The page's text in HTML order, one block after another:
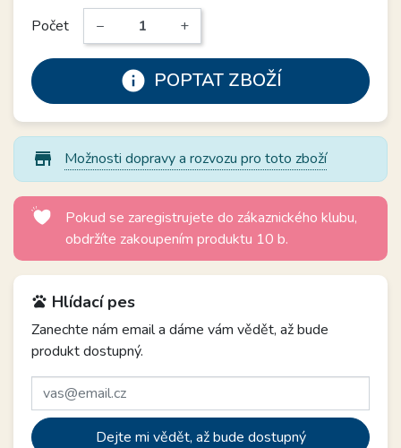
Počet − +
info POPTAT ZBOŽÍ
store_mall_directory Možnosti dopravy a rozvozu pro toto zboží
Pokud se zaregistrujete do zákaznického klubu,
obdržíte zakoupením produktu 10 b.
pets Hlídací pes
Zanechte nám email a dáme vám vědět, až bude
produkt dostupný.
Dejte mi vědět, až bude dostupný